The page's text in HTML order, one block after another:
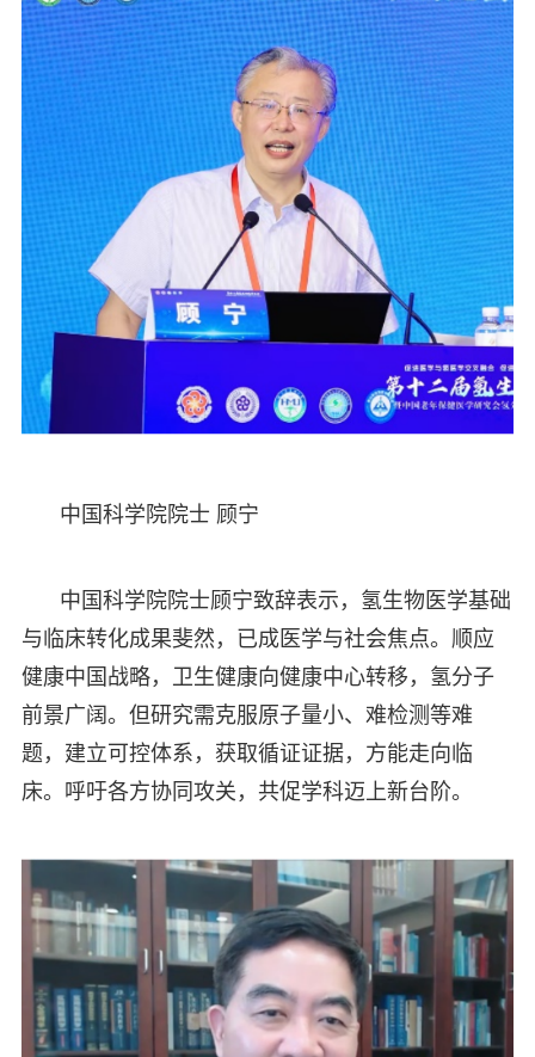
中国科学院院士 顾宁
中国科学院院士顾宁致辞表示，氢生物医学基础
与临床转化成果斐然，已成医学与社会焦点。顺应
健康中国战略，卫生健康向健康中心转移，氢分子
前景广阔。但研究需克服原子量小、难检测等难
题，建立可控体系，获取循证证据，方能走向临
床。呼吁各方协同攻关，共促学科迈上新台阶。